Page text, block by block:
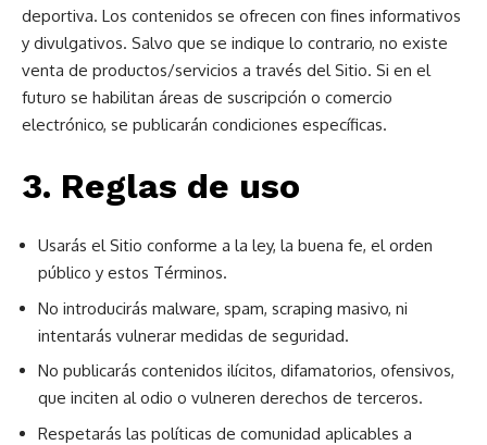
deportiva. Los contenidos se ofrecen con fines informativos
y divulgativos. Salvo que se indique lo contrario, no existe
venta de productos/servicios a través del Sitio. Si en el
futuro se habilitan áreas de suscripción o comercio
electrónico, se publicarán condiciones específicas.
3. Reglas de uso
Usarás el Sitio conforme a la ley, la buena fe, el orden
público y estos Términos.
No introducirás malware, spam, scraping masivo, ni
intentarás vulnerar medidas de seguridad.
No publicarás contenidos ilícitos, difamatorios, ofensivos,
que inciten al odio o vulneren derechos de terceros.
Respetarás las políticas de comunidad aplicables a